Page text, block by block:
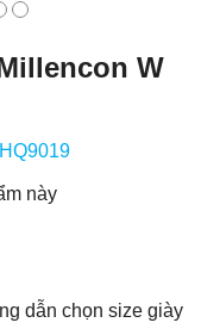
W
này
dẫn chọn size giày